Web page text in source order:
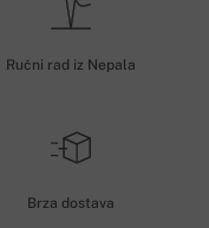
Ručni rad iz Nepala
Brza dostava